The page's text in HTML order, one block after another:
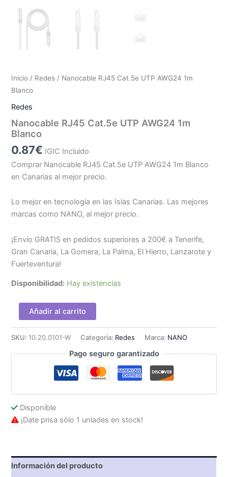
Inicio / Redes / Nanocable RJ45 Cat.5e UTP AWG24 1m
Blanco
Redes
Nanocable RJ45 Cat.5e UTP AWG24 1m
Blanco
0.87€ IGIC Incluido
Comprar Nanocable RJ45 Cat.5e UTP AWG24 1m Blanco
en Canarias al mejor precio.
Lo mejor en tecnología en las Islas Canarias. Las mejores
marcas como NANO, al mejor precio.
¡Envío GRATIS en pedidos superiores a 200€ a Tenerife,
Gran Canaria, La Gomera, La Palma, El Hierro, Lanzarote y
Fuerteventura!
Disponibilidad: Hay existencias
Nanocable
RJ45
Cat.5e
UTP
Añadir al carrito
SKU:10.20.0101-W Categoría: Redes Marca: NANO
Pago seguro garantizado
Disponible
¡Date prisa sólo 1 uniades en stock!
Información del producto